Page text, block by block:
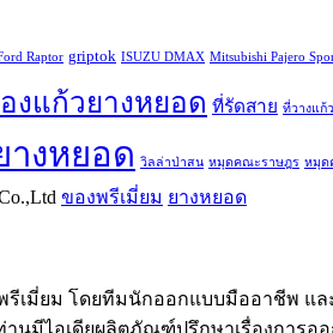
Raptor griptok ISUZU DMAX Mitsubishi Pajero
งแก้วยางหยอด ที่รัดสาย ที่วางแก้ว
างหยอด วิลล่าป่าสน หมุดคณะราษฎร หมุด
ของพรีเมี่ยม ยางหยอด
เมี่ยม โดยทีมนักออกแบบมืออาชีพ แ
ไอเดียผลิตภัณฑ์ปรึกษาเรื่องการออกแ